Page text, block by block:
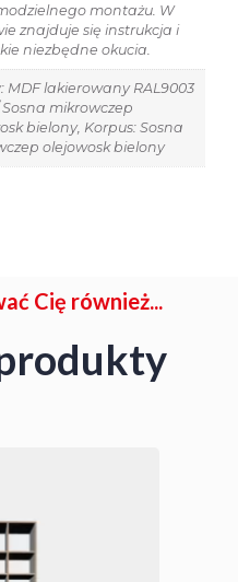
montażu. W
znajduje się instrukcja i
niezbędne okucia.
MDF lakierowany RAL9003
Sosna mikrowczep
bielony, Korpus: Sosna
olejowosk bielony
Cię również...